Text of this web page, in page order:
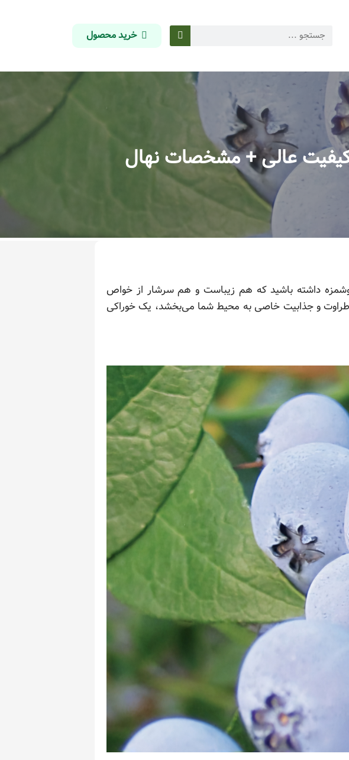
خرید محصول
عالی + مشخصات نهال
داشته باشید که هم زیباست و هم سرشار از خواص
طراوت و جذابیت خاصی به محیط شما می‌بخشد، یک خوراکی